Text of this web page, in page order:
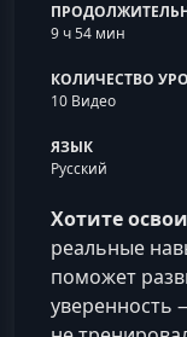
9 ч 54 мин
КОЛИЧЕСТВО
10 Видео
ЯЗЫК
Русский
Хотите
реальные
поможет
уверенность